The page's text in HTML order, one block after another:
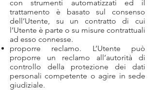
con strumenti automatizzati ed il
trattamento è basato sul consenso
dell’Utente, su un contratto di cui
l’Utente è parte o su misure contrattuali
ad esso connesse.
proporre reclamo. L’Utente può
proporre un reclamo all’autorità di
controllo della protezione dei dati
personali competente o agire in sede
giudiziale.